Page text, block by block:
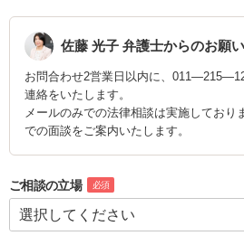
佐藤 光子 弁護士からのお願い
お問合わせ2営業日以内に、
連絡をいたします。
メールのみでの法律相談は実施しており
での面談をご案内いたします。
ご相談の立場 必須